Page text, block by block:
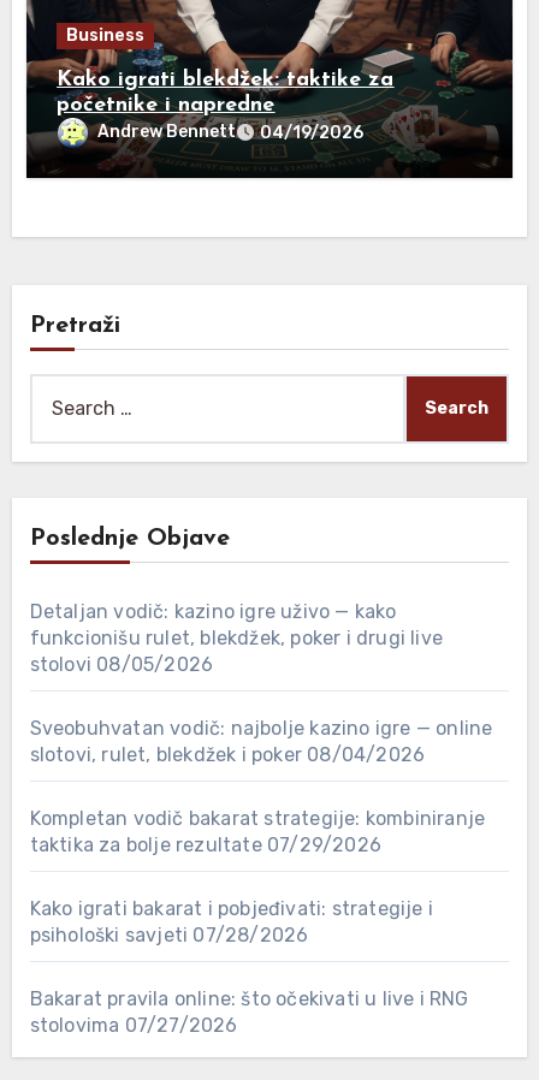
Business
Kako igrati blekdžek: taktike za
početnike i napredne
Andrew Bennett 04/19/2026
Pretraži
for:
Poslednje Objave
Detaljan vodič: kazino igre uživo — kako
funkcionišu rulet, blekdžek, poker i drugi live
stolovi 08/05/2026
Sveobuhvatan vodič: najbolje kazino igre — online
slotovi, rulet, blekdžek i poker 08/04/2026
Kompletan vodič bakarat strategije: kombiniranje
taktika za bolje rezultate 07/29/2026
Kako igrati bakarat i pobjeđivati: strategije i
psihološki savjeti 07/28/2026
Bakarat pravila online: što očekivati u live i RNG
stolovima 07/27/2026